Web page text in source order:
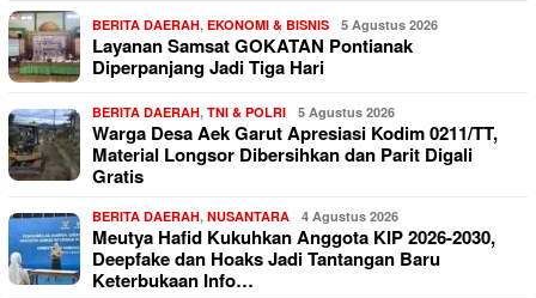
BERITA DAERAH, EKONOMI & BISNIS 5 Agustus 2026
Layanan Samsat GOKATAN Pontianak
Diperpanjang Jadi Tiga Hari
BERITA DAERAH, TNI & POLRI 5 Agustus 2026
Warga Desa Aek Garut Apresiasi Kodim 0211/TT,
Material Longsor Dibersihkan dan Parit Digali
Gratis
BERITA DAERAH, NUSANTARA 4 Agustus 2026
Meutya Hafid Kukuhkan Anggota KIP 2026-2030,
Deepfake dan Hoaks Jadi Tantangan Baru
Keterbukaan Info…